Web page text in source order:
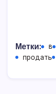
Метки: в
продать